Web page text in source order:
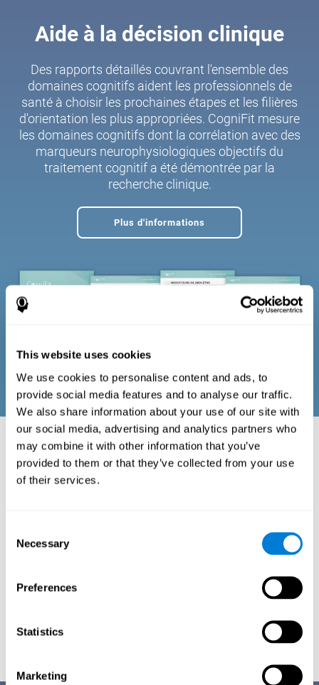
This website uses cookies
We use cookies to personalise content and ads, to
provide social media features and to analyse our traffic.
We also share information about your use of our site with
our social media, advertising and analytics partners who
may combine it with other information that you’ve
provided to them or that they’ve collected from your use
of their services.
Selection
Necessary
Preferences
Statistics
Marketing
Aide à la décision clinique
Des rapports détaillés couvrant l'ensemble des
domaines cognitifs aident les professionnels de
santé à choisir les prochaines étapes et les filières
d'orientation les plus appropriées. CogniFit mesure
les domaines cognitifs dont la corrélation avec des
marqueurs neurophysiologiques objectifs du
traitement cognitif a été démontrée par la
recherche clinique.
Plus d'informations
Planification des soins
cognitifs
patients et les soignants à optimiser la gestion des
ralentissent la progression du déclin cognitif et
améliorent la qualité de vie.
L'essayer